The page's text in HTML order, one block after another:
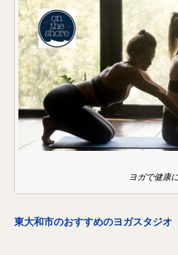
ヨガで健康
東大和市のおすすめのヨガスタジオ